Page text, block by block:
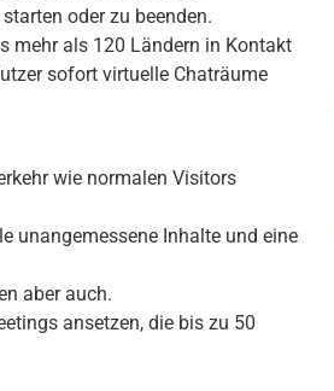
oder zu beenden.
mehr als 120 Ländern in Kontakt
sofort virtuelle Chaträume
wie normalen Visitors
unangemessene Inhalte und eine
aber auch.
ansetzen, die bis zu 50